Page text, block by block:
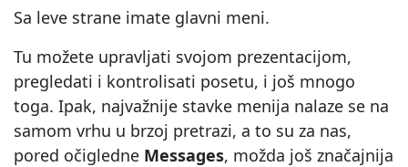
Sa leve strane imate glavni meni.
Tu možete upravljati svojom prezentacijom,
pregledati i kontrolisati posetu, i još mnogo
toga. Ipak, najvažnije stavke menija nalaze se na
samom vrhu u brzoj pretrazi, a to su za nas,
pored očigledne Messages, možda još značajnija